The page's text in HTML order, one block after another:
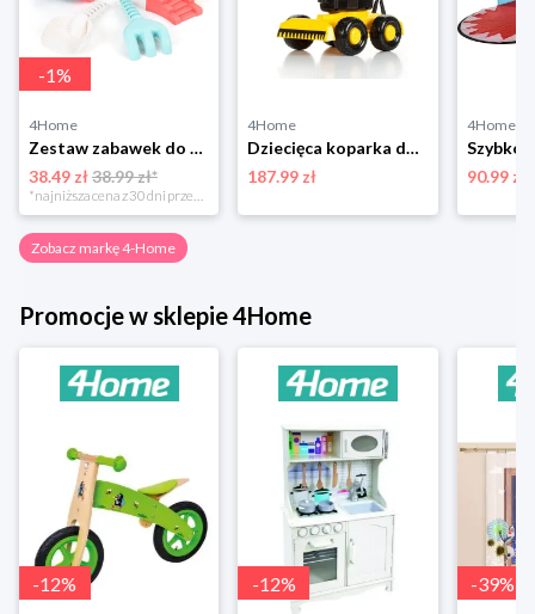
-1%
4Home
Zestaw zabawek do piasku Truck, 28,5 x 17 x 16,5 cm 4-Home
38.49 zł38.99 zł*
*najniższa cena z 30 dni przed obniżką
4Home
Dziecięca koparka do piaskownicy, 72 cm cm 4-Home
187.99 zł
4Home
90.99 zł
Zobacz markę 4-Home
Promocje w sklepie 4Home
-12% -12% -39%